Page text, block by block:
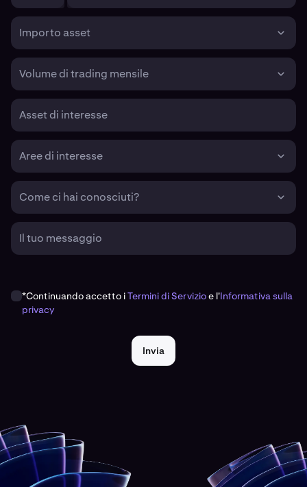
Importo asset
Volume di trading mensile
Asset di interesse
Aree di interesse
Come ci hai conosciuti?
Il tuo messaggio
*Continuando accetto iTermini di Servizioe l'Informativa sulla
privacy
Invia